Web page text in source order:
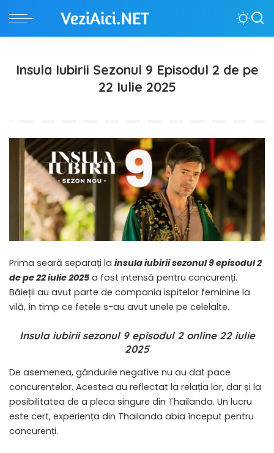
Insula Iubirii Sezonul 9 Episodul 2 de pe
22 Iulie 2025
Prima seară separați la insula iubirii sezonul 9 episodul 2
de pe 22 iulie 2025 a fost intensă pentru concurenți.
Băieții au avut parte de compania ispitelor feminine la
vilă, în timp ce fetele s-au avut unele pe celelalte.
Insula iubirii sezonul 9 episodul 2 online 22 iulie
2025
De asemenea, gândurile negative nu au dat pace
concurentelor. Acestea au reflectat la relația lor, dar și la
posibilitatea de a pleca singure din Thailanda. Un lucru
este cert, experiența din Thailanda abia început pentru
concurenți.